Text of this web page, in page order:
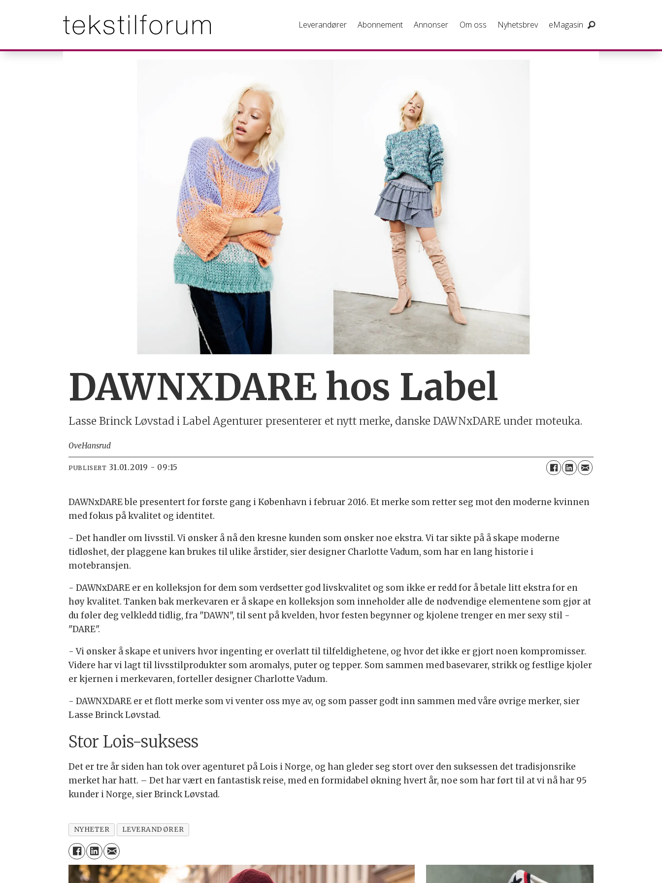
Leverandører Abonnement Annonser Om oss Nyhetsbrev eMagasin
DAWNXDARE hos Label
Lasse Brinck Løvstad i Label Agenturer presenterer et nytt merke, danske DAWNxDARE under moteuka.
OveHansrud
PUBLISERT 31.01.2019 - 09:15
DAWNxDARE ble presentert for første gang i København i februar 2016. Et merke som retter seg mot den moderne kvinnen
med fokus på kvalitet og identitet.
- Det handler om livsstil. Vi ønsker å nå den kresne kunden som ønsker noe ekstra. Vi tar sikte på å skape moderne
tidløshet, der plaggene kan brukes til ulike årstider, sier designer Charlotte Vadum, som har en lang historie i
motebransjen.
- DAWNxDARE er en kolleksjon for dem som verdsetter god livskvalitet og som ikke er redd for å betale litt ekstra for en
høy kvalitet. Tanken bak merkevaren er å skape en kolleksjon som inneholder alle de nødvendige elementene som gjør at
du føler deg velkledd tidlig, fra "DAWN", til sent på kvelden, hvor festen begynner og kjolene trenger en mer sexy stil -
"DARE".
- Vi ønsker å skape et univers hvor ingenting er overlatt til tilfeldighetene, og hvor det ikke er gjort noen kompromisser.
Videre har vi lagt til livsstilprodukter som aromalys, puter og tepper. Som sammen med basevarer, strikk og festlige kjoler
er kjernen i merkevaren, forteller designer Charlotte Vadum.
- DAWNXDARE er et flott merke som vi venter oss mye av, og som passer godt inn sammen med våre øvrige merker, sier
Lasse Brinck Løvstad.
Stor Lois-suksess
Det er tre år siden han tok over agenturet på Lois i Norge, og han gleder seg stort over den suksessen det tradisjonsrike
merket har hatt. – Det har vært en fantastisk reise, med en formidabel økning hvert år, noe som har ført til at vi nå har 95
kunder i Norge, sier Brinck Løvstad.
NYHETER LEVERANDØRER